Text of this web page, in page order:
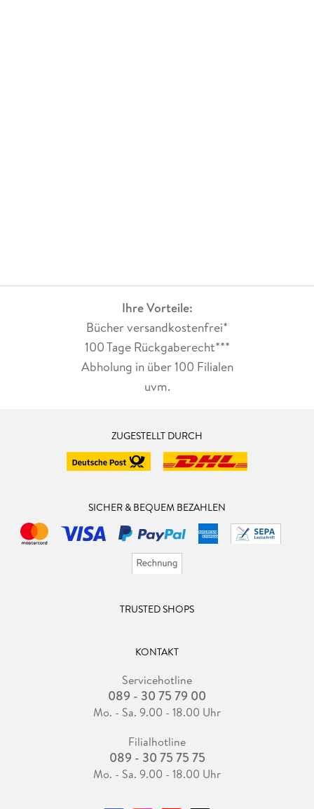
Ihre Vorteile:
Bücher versandkostenfrei*
100 Tage Rückgaberecht***
Abholung in über 100 Filialen
uvm.
ZUGESTELLT DURCH
SICHER & BEQUEM BEZAHLEN
TRUSTED SHOPS
KONTAKT
Servicehotline
089 - 30 75 79 00
Mo. - Sa. 9.00 - 18.00 Uhr
Filialhotline
089 - 30 75 75 75
Mo. - Sa. 9.00 - 18.00 Uhr